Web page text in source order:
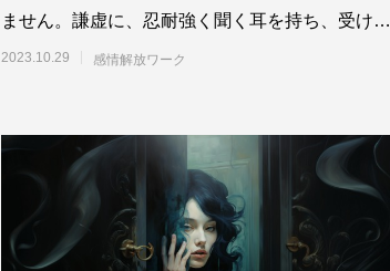
ません。謙虚に、忍耐強く聞く耳を持ち、受け止
めていく自身の器を育てていきましょう。私たち
2023.10.29 感情解放ワーク